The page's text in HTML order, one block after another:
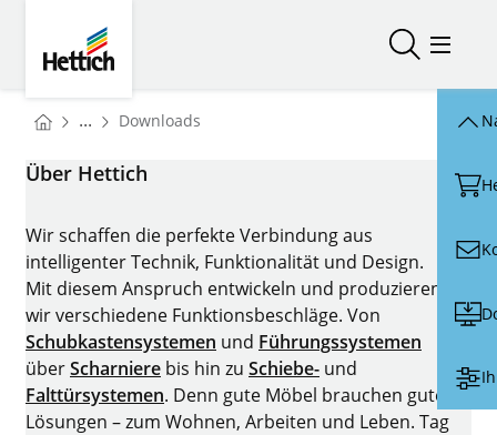
SucheMenü
You are here:
Startseite
... Downloads
Über Hettich
Wir schaffen die perfekte Verbindung aus
intelligenter Technik, Funktionalität und Design.
Mit diesem Anspruch entwickeln und produzieren
wir verschiedene Funktionsbeschläge. Von
Schubkastensystemen und Führungssystemen
überScharniere bis hin zu Schiebe- und
Falttürsystemen. Denn gute Möbel brauchen gute
Lösungen – zum Wohnen, Arbeiten und Leben. Tag